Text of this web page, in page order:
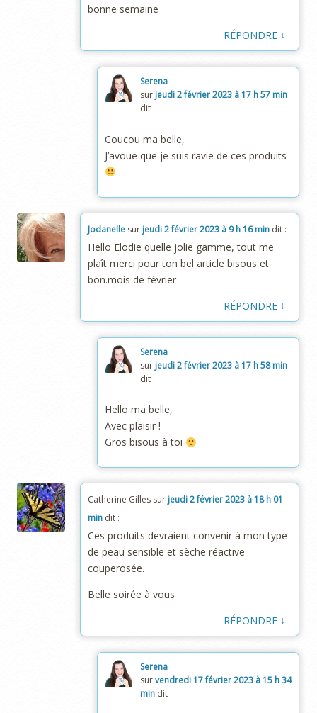
bonne semaine
RÉPONDRE ↓
Serena
sur jeudi 2 février 2023 à 17 h 57 min
dit :
Coucou ma belle,
J’avoue que je suis ravie de ces produits
Jodanelle sur jeudi 2 février 2023 à 9 h 16 min dit :
Hello Elodie quelle jolie gamme, tout me
plaît merci pour ton bel article bisous et
bon.mois de février
RÉPONDRE ↓
Serena
sur jeudi 2 février 2023 à 17 h 58 min
dit :
Hello ma belle,
Avec plaisir !
Gros bisous à toi
Catherine Gilles sur jeudi 2 février 2023 à 18 h 01
min dit :
Ces produits devraient convenir à mon type
de peau sensible et sèche réactive
couperosée.
Belle soirée à vous
RÉPONDRE ↓
Serena
survendredi 17 février 2023 à 15 h 34
min dit :